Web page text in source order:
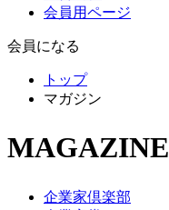
会員用ページ
会員になる
トップ
マガジン
MAGAZINE
企業家倶楽部